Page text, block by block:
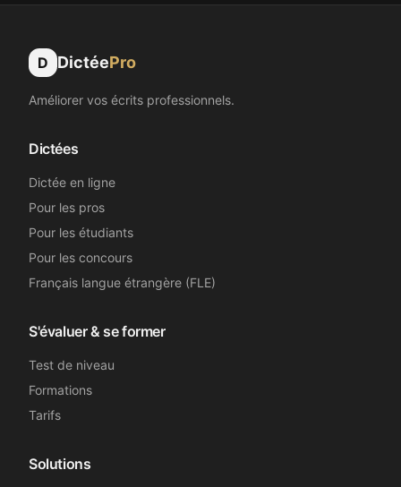
D DictéePro
Améliorer vos écrits professionnels.
Dictées
Dictée en ligne
Pour les pros
Pour les étudiants
Pour les concours
Français langue étrangère (FLE)
S'évaluer & se former
Test de niveau
Formations
Tarifs
Solutions